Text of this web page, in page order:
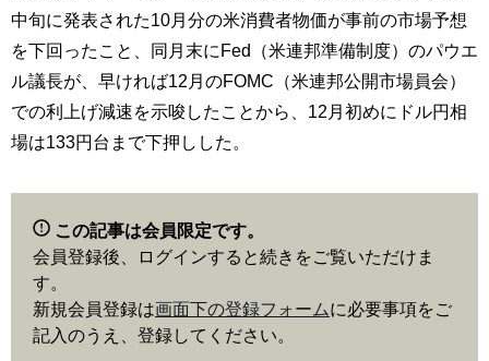
中旬に発表された10月分の米消費者物価が事前の市場予想
を下回ったこと、同月末にFed（米連邦準備制度）のパウエ
ル議長が、早ければ12月のFOMC（米連邦公開市場員会）
での利上げ減速を示唆したことから、12月初めにドル円相
場は133円台まで下押しした。
この記事は会員限定です。
会員登録後、ログインすると続きをご覧いただけま
す。
新規会員登録は画面下の登録フォームに必要事項をご
記入のうえ、登録してください。